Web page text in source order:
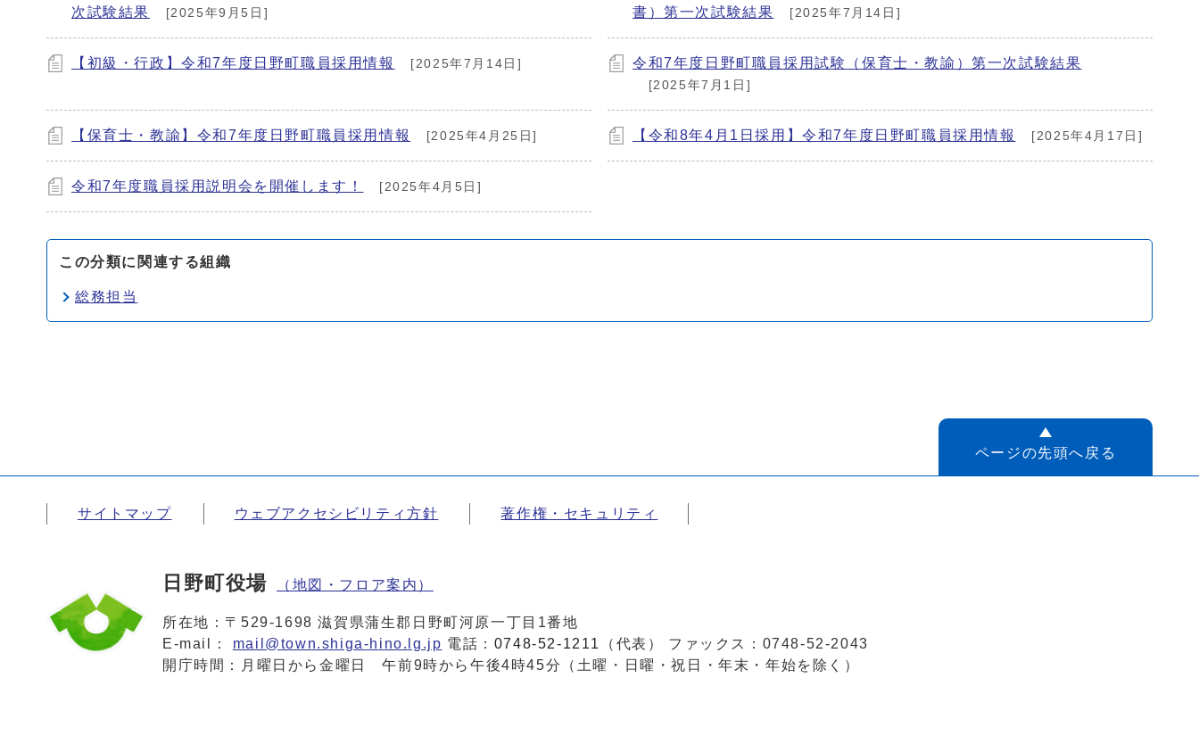
次試験結果
[2025年9月5日]
書）第一次試験結果
[2025年7月14日]
【初級・行政】令和7年度日野町職員採用情報 [2025年7月14日] 令和7年度日野町職員採用試験（保育士・教諭）第一次試験結果
[2025年7月1日]
【保育士・教諭】令和7年度日野町職員採用情報 [2025年4月25日] 【令和8年4月1日採用】令和7年度日野町職員採用情報 [2025年4月17日]
令和7年度職員採用説明会を開催します！ [2025年4月5日]
この分類に関連する組織
総務担当
ページの先頭へ戻る
サイトマップ ウェブアクセシビリティ方針 著作権・セキュリティ
日野町役場 （地図・フロア案内）
所在地：〒529-1698 滋賀県蒲生郡日野町河原一丁目1番地
E-mail： mail@town.shiga-hino.lg.jp 電話： 0748-52-1211
（代表） ファックス：0748-52-2043
開庁時間：月曜日から金曜日 午前9時から午後4時45分（土曜・日曜・祝日・年末・年始を除く）